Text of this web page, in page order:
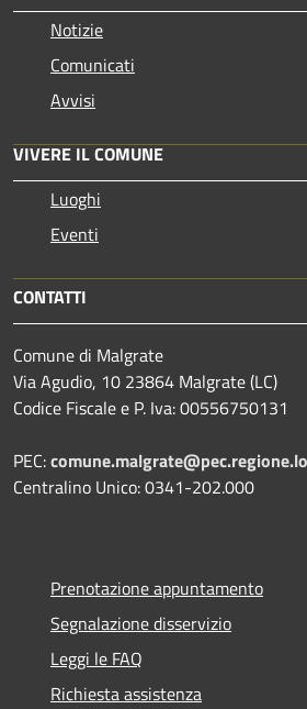
Notizie
Comunicati
Avvisi
VIVERE IL COMUNE
Luoghi
Eventi
CONTATTI
Comune di Malgrate
Via Agudio, 10 23864 Malgrate (LC)
Codice Fiscale e P. Iva: 00556750131
PEC:
Centralino Unico: 0341-202.000
Prenotazione appuntamento
Segnalazione disservizio
Leggi le FAQ
Richiesta assistenza